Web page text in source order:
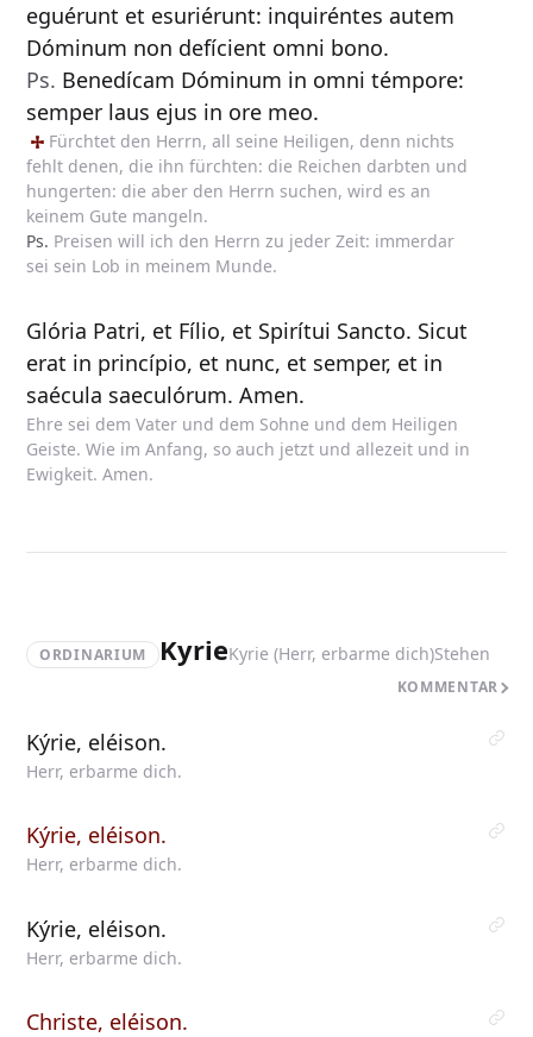
eguérunt et esuriérunt: inquiréntes autem
Dóminum non defícient omni bono.
Ps. Benedícam Dóminum in omni témpore:
semper laus ejus in ore meo.
Fürchtetden Herrn, all seine Heiligen, denn nichts
fehlt denen, die ihn fürchten: die Reichen darbten und
hungerten: die aber den Herrn suchen, wird es an
keinem Gute mangeln.
Ps. Preisen will ich den Herrn zu jeder Zeit: immerdar
sei sein Lob in meinem Munde.
Glória Patri, et Fílio, et Spirítui Sancto. Sicut
erat in princípio, et nunc, et semper, et in
saécula saeculórum. Amen.
Ehre sei dem Vater und dem Sohne und dem Heiligen
Geiste. Wie im Anfang, so auch jetzt und allezeit und in
Ewigkeit. Amen.
ORDINARIUM KyrieKyrie (Herr, erbarme dich)Stehen
KOMMENTAR
Kýrie, eléison.
Herr, erbarme dich.
Kýrie, eléison.
Herr, erbarme dich.
Kýrie, eléison.
Herr, erbarme dich.
Christe, eléison.